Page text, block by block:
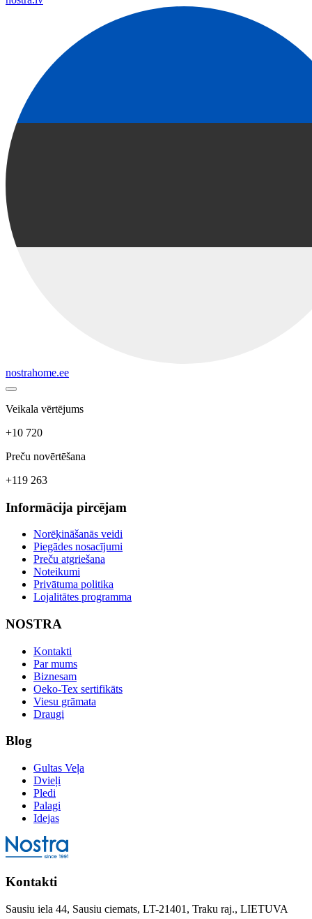
nostrahome.ee
Veikala vērtējums
+10 720
Preču novērtēšana
+119 263
Informācija pircējam
Norēķināšanās veidi
Piegādes nosacījumi
Preču atgriešana
Noteikumi
Privātuma politika
Lojalitātes programma
NOSTRA
Kontakti
Par mums
Biznesam
Oeko-Tex sertifikāts
Viesu grāmata
Draugi
Blog
Gultas Veļa
Dvieļi
Pledi
Palagi
Idejas
Kontakti
Sausiu iela 44, Sausiu ciemats, LT-21401, Traku raj., LIETUVA